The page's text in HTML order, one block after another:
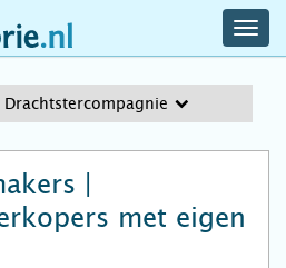
Drachtstercompagnie
|
met eigen